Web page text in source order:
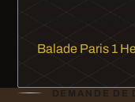
Balade Paris 1
DEMANDE DE